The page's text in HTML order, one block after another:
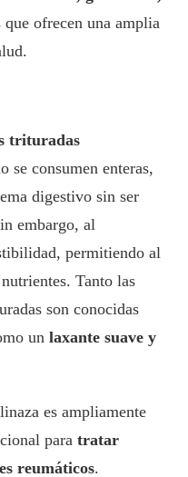
que ofrecen una amplia
trituradas
se consumen enteras,
digestivo sin ser
embargo, al
permitiendo al
Tanto las
son conocidas
un laxante suave y
es ampliamente
para tratar
reumáticos.